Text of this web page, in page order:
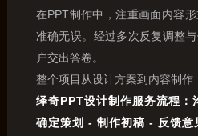
在PPT制作中，注重画面内容
准确无误。经过多次反复调整
户交出答卷。
整个项目从设计方案到内容制作
绎奇PPT设计制作服务流程
确定策划 - 制作初稿 - 反馈